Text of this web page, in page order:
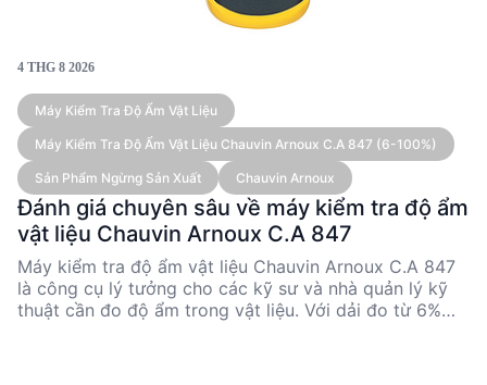
4 THG 8 2026
Máy Kiểm Tra Độ Ẩm Vật Liệu
Máy Kiểm Tra Độ Ẩm Vật Liệu Chauvin Arnoux C.A 847 (6-100%)
Sản Phẩm Ngừng Sản Xuất Chauvin Arnoux
Đánh giá chuyên sâu về máy kiểm tra độ ẩm
vật liệu Chauvin Arnoux C.A 847
Máy kiểm tra độ ẩm vật liệu Chauvin Arnoux C.A 847
là công cụ lý tưởng cho các kỹ sư và nhà quản lý kỹ
thuật cần đo độ ẩm trong vật liệu. Với dải đo từ 6%